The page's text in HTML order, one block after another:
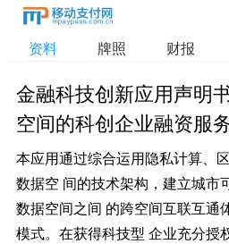
资料 牌照 财报
金融科技创新应用声明
空间的科创企业融资服
本应用通过综合运用隐私计算、
数据空 间的技术架构，建立城市
数据空间之间 的跨空间互联互通
模式。在获得科技型 企业充分授